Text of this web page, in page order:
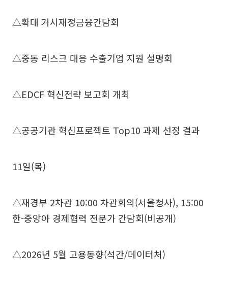
△확대 거시재정금융간담회
△중동 리스크 대응 수출기업 지원 설명회
△EDCF 혁신전략 보고회 개최
△공공기관 혁신프로젝트 Top10 과제 선정 결과
11일(목)
△재경부 2차관 10:00 차관회의(서울청사), 15:00
한-중앙아 경제협력 전문가 간담회(비공개)
△2026년 5월 고용동향(석간/데이터처)